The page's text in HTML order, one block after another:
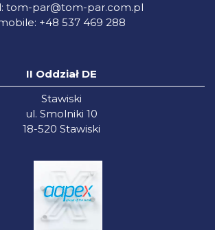
tom-par@tom-par.com.pl
+48 537 469 288
II Oddział DE
Stawiski
ul. Smolniki 10
18-520 Stawiski